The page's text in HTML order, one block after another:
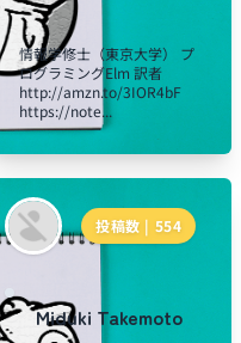
情報学修士（東京大学） プ
ログラミングElm 訳者
http://amzn.to/3IOR4bF
https://note...
投稿数 | 554
Miduki Takemoto